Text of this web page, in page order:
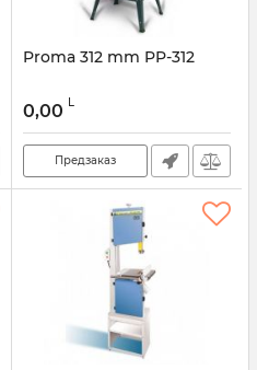
Proma 312 mm PP-312
0,00 L
Предзаказ